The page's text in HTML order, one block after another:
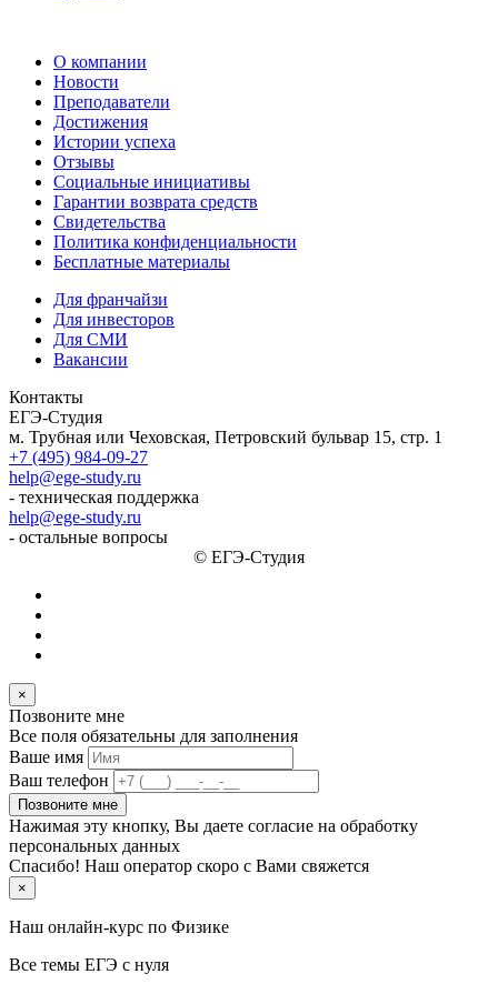
О компании
Новости
Преподаватели
Достижения
Истории успеха
Отзывы
Социальные инициативы
Гарантии возврата средств
Свидетельства
Политика конфиденциальности
Бесплатные материалы
Для франчайзи
Для инвесторов
Для СМИ
Вакансии
Контакты
ЕГЭ-Студия
м. Трубная или Чеховская, Петровский бульвар 15, стр. 1
+7 (495) 984-09-27
help@ege-study.ru
- техническая поддержка
help@ege-study.ru
- остальные вопросы
© ЕГЭ-Студия
×
Позвоните мне
Все поля обязательны для заполнения
Ваше имя
Ваш телефон
Позвоните мне
Нажимая эту кнопку, Вы даете согласие на обработку
персональных данных
Спасибо! Наш оператор скоро с Вами свяжется
×
Наш онлайн-курс по Физике
Все темы ЕГЭ с нуля